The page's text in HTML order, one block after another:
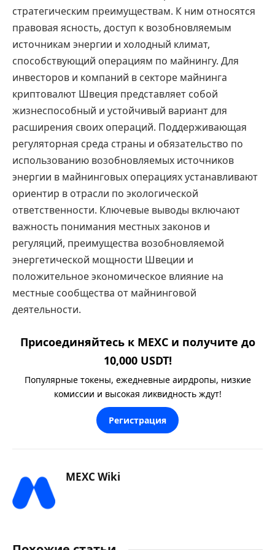
стратегическим преимуществам. К ним относятся
правовая ясность, доступ к возобновляемым
источникам энергии и холодный климат,
способствующий операциям по майнингу. Для
инвесторов и компаний в секторе майнинга
криптовалют Швеция представляет собой
жизнеспособный и устойчивый вариант для
расширения своих операций. Поддерживающая
регуляторная среда страны и обязательство по
использованию возобновляемых источников
энергии в майнинговых операциях устанавливают
ориентир в отрасли по экологической
ответственности. Ключевые выводы включают
важность понимания местных законов и
регуляций, преимущества возобновляемой
энергетической мощности Швеции и
положительное экономическое влияние на
местные сообщества от майнинговой
деятельности.
Присоединяйтесь к MEXC и получите до
10,000 USDT!
Популярные токены, ежедневные аирдропы, низкие
комиссии и высокая ликвидность ждут!
Регистрация
MEXC Wiki